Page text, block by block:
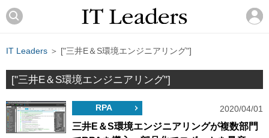
IT Leaders ＞ ["三井E＆S環境エンジニアリング"]
["三井E＆S環境エンジニアリング"]
RPA 2020/04/01
三井E＆S環境エンジニアリングが複数部門